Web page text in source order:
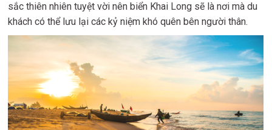
sắc thiên nhiên tuyệt vời nên biển Khai Long sẽ là nơi mà du
khách có thể lưu lại các kỷ niệm khó quên bên người thân.